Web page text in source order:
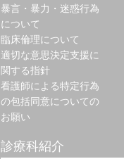
暴言・暴力・迷惑行為
について
臨床倫理について
適切な意思決定支援に
関する指針
看護師による特定行為
の包括同意についての
お願い
診療科紹介